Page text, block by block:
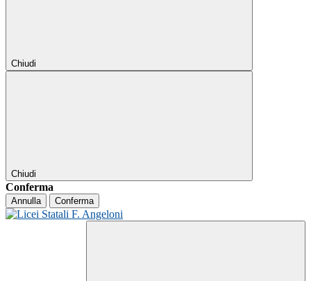
Chiudi
Chiudi
Conferma
Annulla Conferma